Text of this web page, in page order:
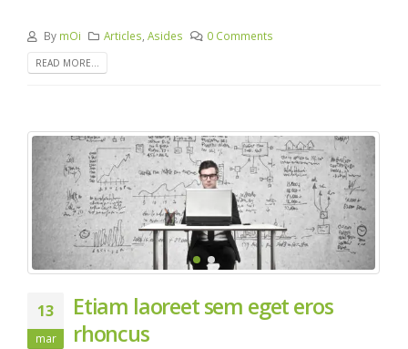
By mOi Articles,Asides 0 Comments
READ MORE...
13
mar
Etiam laoreet sem eget eros
rhoncus